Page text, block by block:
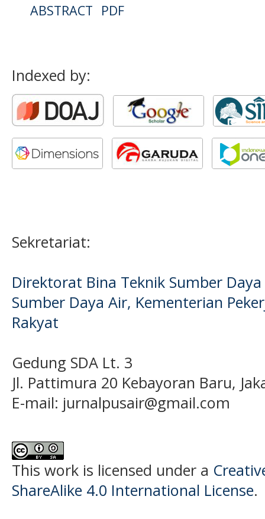
ABSTRACT PDF
Indexed by:
Sekretariat:
Direktorat Bina Teknik Sumber
Sumber Daya Air, Kementerian
Rakyat
Gedung SDA Lt. 3
Jl. Pattimura 20 Kebayoran Baru,
E-mail: jurnalpusair@gmail.com
This work is licensed under a
ShareAlike 4.0 International License.